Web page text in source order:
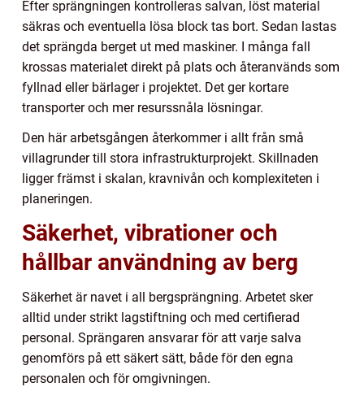
Efter sprängningen kontrolleras salvan, löst material
säkras och eventuella lösa block tas bort. Sedan lastas
det sprängda berget ut med maskiner. I många fall
krossas materialet direkt på plats och återanvänds som
fyllnad eller bärlager i projektet. Det ger kortare
transporter och mer resurssnåla lösningar.
Den här arbetsgången återkommer i allt från små
villagrunder till stora infrastrukturprojekt. Skillnaden
ligger främst i skalan, kravnivån och komplexiteten i
planeringen.
Säkerhet, vibrationer och
hållbar användning av berg
Säkerhet är navet i all bergsprängning. Arbetet sker
alltid under strikt lagstiftning och med certifierad
personal. Sprängaren ansvarar för att varje salva
genomförs på ett säkert sätt, både för den egna
personalen och för omgivningen.